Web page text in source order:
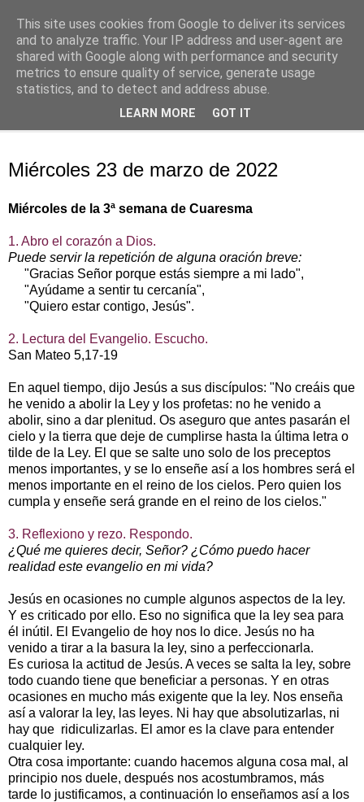
Oración personal
con el Evangelio de cada día
Miércoles 23 de marzo de 2022
Miércoles de la 3ª semana de Cuaresma
1. Abro el corazón a Dios.
Puede servir la repetición de alguna oración breve:
"Gracias Señor porque estás siempre a mi lado",
"Ayúdame a sentir tu cercanía",
"Quiero estar contigo, Jesús".
2. Lectura del Evangelio. Escucho.
San Mateo 5,17-19
En aquel tiempo, dijo Jesús a sus discípulos: "No creáis que
he venido a abolir la Ley y los profetas: no he venido a
abolir, sino a dar plenitud. Os aseguro que antes pasarán el
cielo y la tierra que deje de cumplirse hasta la última letra o
tilde de la Ley. El que se salte uno solo de los preceptos
menos importantes, y se lo enseñe así a los hombres será el
menos importante en el reino de los cielos. Pero quien los
cumpla y enseñe será grande en el reino de los cielos."
3. Reflexiono y rezo. Respondo.
¿Qué me quieres decir, Señor? ¿Cómo puedo hacer
realidad este evangelio en mi vida?
Jesús en ocasiones no cumple algunos aspectos de la ley.
Y es criticado por ello. Eso no significa que la ley sea para
él inútil. El Evangelio de hoy nos lo dice. Jesús no ha
venido a tirar a la basura la ley, sino a perfeccionarla.
Es curiosa la actitud de Jesús. A veces se salta la ley, sobre
todo cuando tiene que beneficiar a personas. Y en otras
ocasiones en mucho más exigente que la ley. Nos enseña
así a valorar la ley, las leyes. Ni hay que absolutizarlas, ni
hay que ridiculizarlas. El amor es la clave para entender
cualquier ley.
Otra cosa importante: cuando hacemos alguna cosa mal, al
principio nos duele, después nos acostumbramos, más
tarde lo justificamos, a continuación lo enseñamos así a los
This site uses cookies from Google to deliver its services
and to analyze traffic. Your IP address and user-agent are
shared with Google along with performance and security
metrics to ensure quality of service, generate usage
statistics, and to detect and address abuse.
LEARN MORE GOT IT